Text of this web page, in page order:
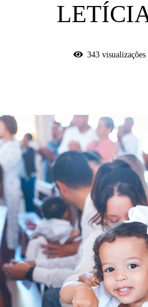
343 visualizações